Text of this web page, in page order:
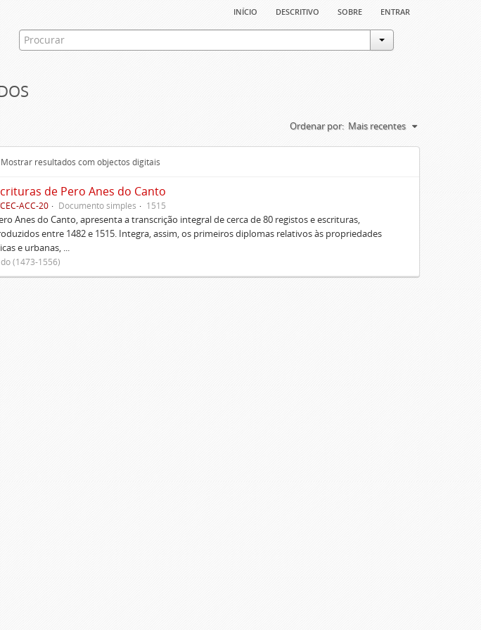
início descritivo sobre entrar
Ordenar por: Mais recentes
Mostrar resultados com objectos digitais
de Pero Anes do Canto
ACC-20 Documento simples 1515
Anes do Canto, apresenta a transcrição integral de cerca de 80 registos e escrituras,
entre 1482 e 1515. Integra, assim, os primeiros diplomas relativos às propriedades
e urbanas, ...
(1473-1556)